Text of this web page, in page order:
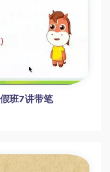
班7讲带笔